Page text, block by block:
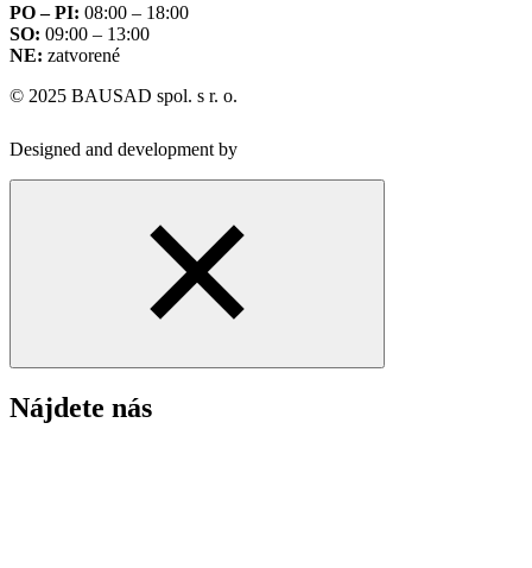
PO – PI: 08:00 – 18:00
SO: 09:00 – 13:00
NE: zatvorené
© 2025 BAUSAD spol. s r. o.
Designed and development by
Nájdete nás